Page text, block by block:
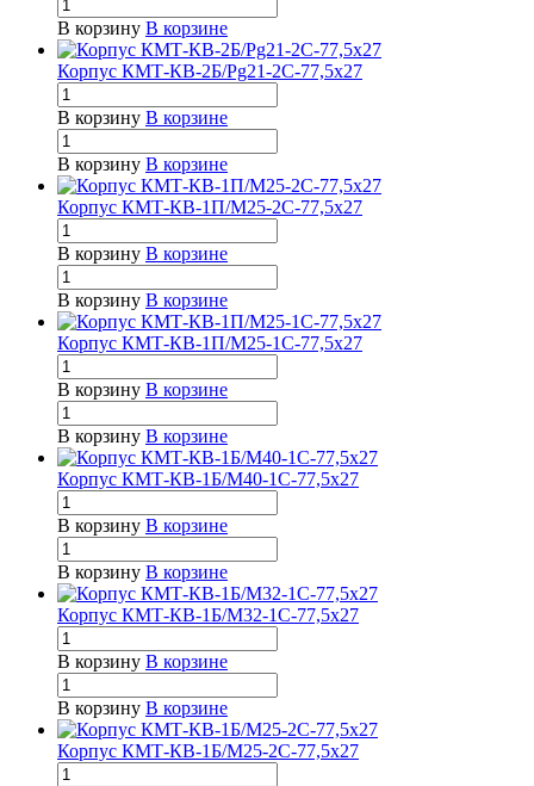
В корзину В корзине
Корпус КМТ-КВ-2Б/Pg21-2С-77,5х27
В корзину В корзине
В корзину В корзине
Корпус КМТ-КВ-1П/М25-2С-77,5х27
В корзину В корзине
В корзину В корзине
Корпус КМТ-КВ-1П/М25-1С-77,5х27
В корзину В корзине
В корзину В корзине
Корпус КМТ-КВ-1Б/М40-1С-77,5х27
В корзину В корзине
В корзину В корзине
Корпус КМТ-КВ-1Б/М32-1С-77,5х27
В корзину В корзине
В корзину В корзине
Корпус КМТ-КВ-1Б/М25-2С-77,5х27